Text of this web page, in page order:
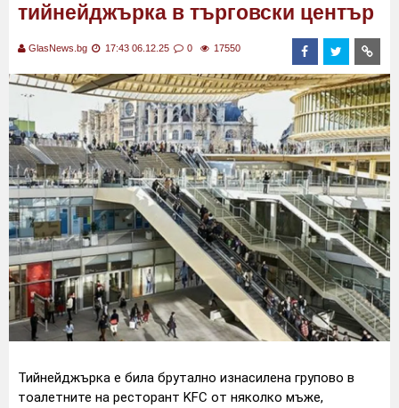
тийнейджърка в търговски център
GlasNews.bg 17:43 06.12.25 0 17550
Тийнейджърка е била брутално изнасилена групово в
тоалетните на ресторант KFC от няколко мъже,